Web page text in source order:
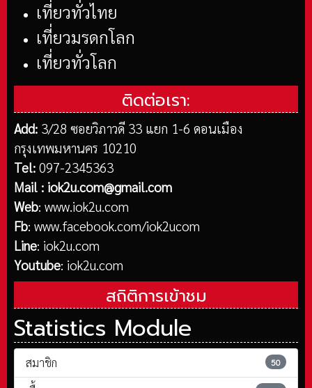
เที่ยวทั่วไทย
เที่ยวมรดกโลก
เที่ยวทั่วโลก
ติดต่อเรา:
Add: 3/28 ซอยวิภาวดี 33 แยก 1-6 ดอนเมือง
กรุงเทพมหานคร 10210
Tel: 097-2345363
Mail : iok2u.com@gmail.com
Web: www.iok2u.com
Fb: www.facebook.com/iok2ucom
Line: iok2u.com
Youtube: iok2u.com
สถิติการเข้าชม
Statistics Module
สมาชิก 50